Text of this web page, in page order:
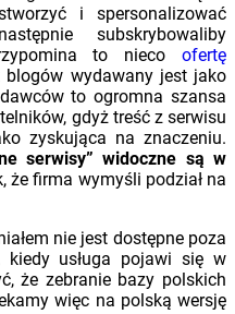
i spersonalizować
subskrybowaliby
to nieco ofertę
wydawany jest jako
to ogromna szansa
gdyż treść z serwisu
zyskująca na znaczeniu.
serwisy” widoczne są w
że firma wymyśli podział na
nie jest dostępne poza
kiedy usługa pojawi się w
że zebranie bazy polskich
więc na polską wersję